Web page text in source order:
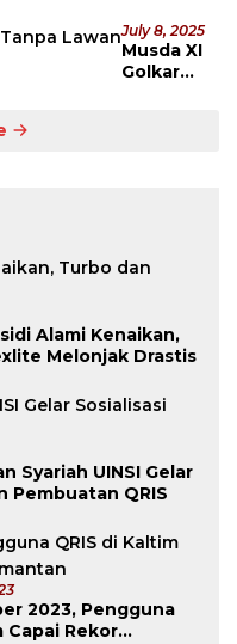
July 8, 2025
Musda XI
Golkar
Alami Kenaikan,
Melonjak Drastis
Syariah UINSI Gelar
Pembuatan QRIS
2023, Pengguna
Capai Rekor